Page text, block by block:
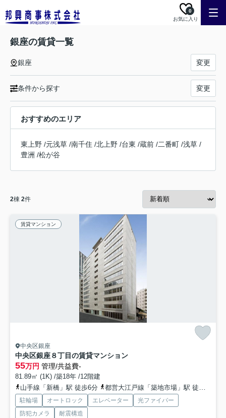
お気に入り
0
銀座の賃貸一覧
銀座 変更
条件から探す 変更
おすすめのエリア
東上野 /元浅草 /南千住 /北上野 /台東 /蔵前 /二番町 /浅草 /
豊洲 /松が谷
2棟 2件
賃貸マンション
中央区銀座
中央区銀座８丁目の賃貸マンション
55万円 管理/共益費-
81.89㎡ (1K) /築18年 /12階建
山手線「新橋」駅 徒歩6分
都営大江戸線「築地市場」駅 徒歩5分
駐輪場 オートロック エレベーター
光ファイバー
防犯カメラ
耐震構造